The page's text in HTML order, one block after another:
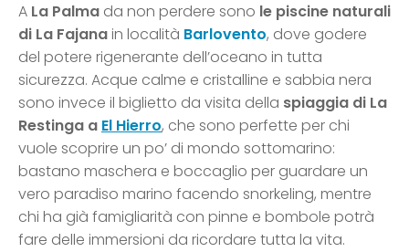
A La Palma da non perdere sono le piscine naturali
di La Fajanain località Barlovento, dove godere
del potere rigenerante dell’oceano in tutta
sicurezza. Acque calme e cristalline e sabbia nera
sono invece il biglietto da visita della spiaggia di La
Restinga a El Hierro, che sono perfette per chi
vuole scoprire un po’ di mondo sottomarino:
bastano maschera e boccaglio per guardare un
vero paradiso marino facendo snorkeling, mentre
chi ha già famigliarità con pinne e bombole potrà
fare delle immersioni da ricordare tutta la vita.